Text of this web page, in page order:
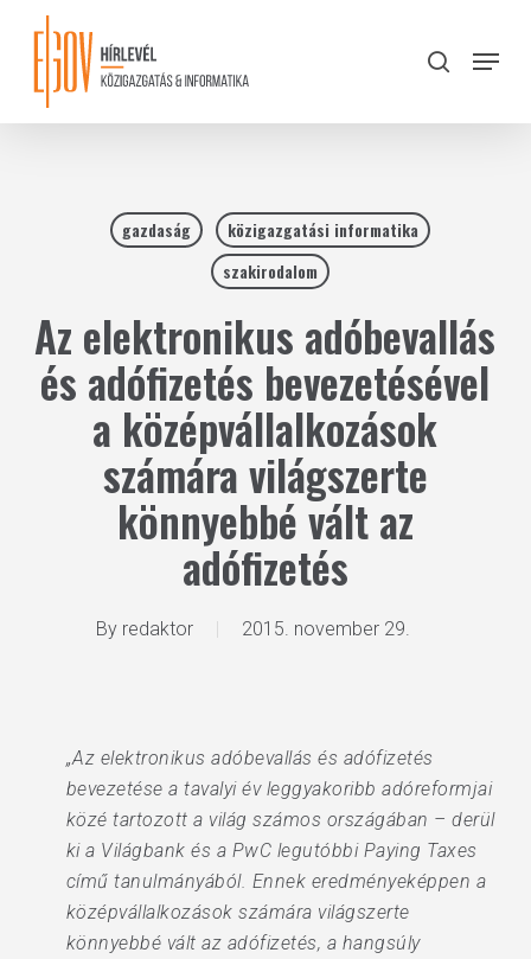
content
search
Menu
gazdaság
közigazgatási informatika
szakirodalom
Az elektronikus adóbevallás
és adófizetés bevezetésével
a középvállalkozások
számára világszerte
könnyebbé vált az
adófizetés
By redaktor 2015. november 29.
„Az elektronikus adóbevallás és adófizetés
bevezetése a tavalyi év leggyakoribb adóreformjai
közé tartozott a világ számos országában – derül
ki a Világbank és a PwC legutóbbi Paying Taxes
című tanulmányából. Ennek eredményeképpen a
középvállalkozások számára világszerte
könnyebbé vált az adófizetés, a hangsúly
Close